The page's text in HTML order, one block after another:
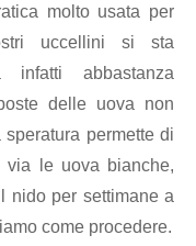
molto usata per
uccellini si sta
infatti abbastanza
delle uova non
permette di
via le uova bianche,
nido per settimane a
come procedere.